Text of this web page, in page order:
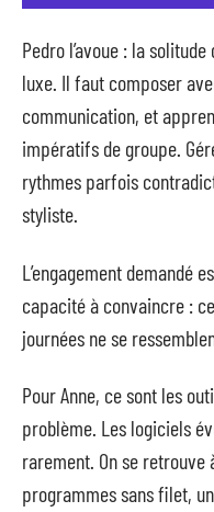
Pedro l’avoue : la
luxe. Il faut composer
communication, et
impératifs de groupe.
rythmes parfois
styliste.
L’engagement demandé
capacité à convaincre :
journées ne se
Pour Anne, ce sont les
problème. Les logiciels
rarement. On se
programmes sans filet,